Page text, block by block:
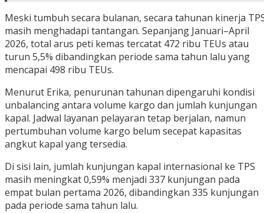
Meski tumbuh secara bulanan, secara tahunan kinerja
masih menghadapi tantangan. Sepanjang Januari–April
2026, total arus peti kemas tercatat 472 ribu TEUs atau
turun 5,5% dibandingkan periode sama tahun lalu yang
mencapai 498 ribu TEUs.
Menurut Erika, penurunan tahunan dipengaruhi kondisi
unbalancing antara volume kargo dan jumlah kunjungan
kapal. Jadwal layanan pelayaran tetap berjalan, namun
pertumbuhan volume kargo belum secepat kapasitas
angkut kapal yang tersedia.
Di sisi lain, jumlah kunjungan kapal internasional ke TPS
masih meningkat 0,59% menjadi 337 kunjungan pada
empat bulan pertama 2026, dibandingkan 335 kunjungan
pada periode sama tahun lalu.